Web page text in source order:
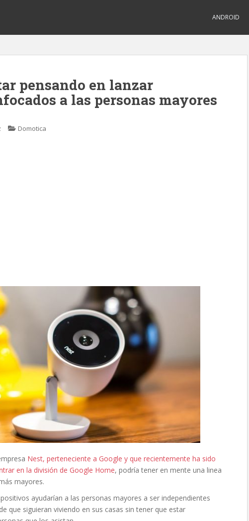
ANDROID
pensando en lanzar
a las personas mayores
Domotica
Nest, perteneciente a Google y que recientemente ha sido
en la división de Google Home, podría tener en mente una linea
mayores.
ayudarían a las personas mayores a ser independientes
que siguieran viviendo en sus casas sin tener que estar